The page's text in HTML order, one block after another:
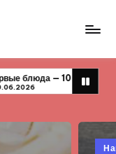
рецептов